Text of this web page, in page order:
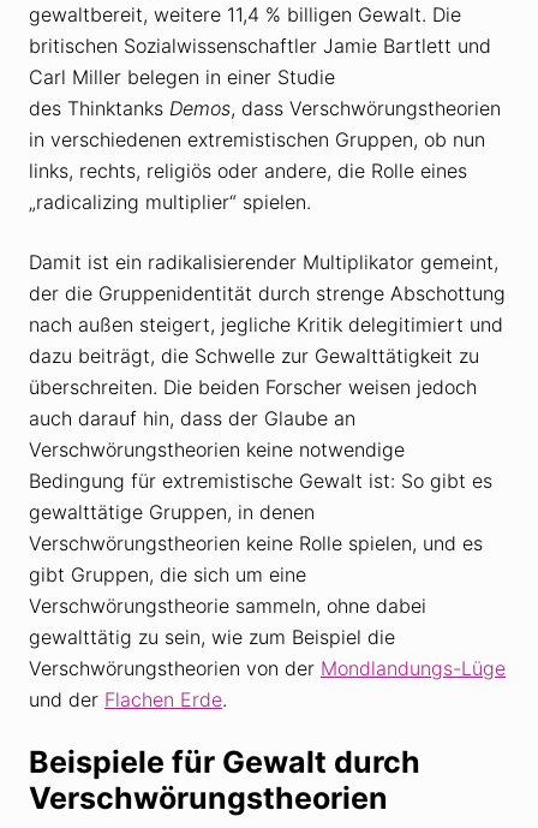
gewaltbereit, weitere 11,4 % billigen Gewalt. Die
britischen Sozialwissenschaftler Jamie Bartlett und
Carl Miller belegen in einer Studie
des Thinktanks Demos, dass Verschwörungstheorien
in verschiedenen extremistischen Gruppen, ob nun
links, rechts, religiös oder andere, die Rolle eines
„radicalizing multiplier“ spielen.
Damit ist ein radikalisierender Multiplikator gemeint,
der die Gruppenidentität durch strenge Abschottung
nach außen steigert, jegliche Kritik delegitimiert und
dazu beiträgt, die Schwelle zur Gewalttätigkeit zu
überschreiten. Die beiden Forscher weisen jedoch
auch darauf hin, dass der Glaube an
Verschwörungstheorien keine notwendige
Bedingung für extremistische Gewalt ist: So gibt es
gewalttätige Gruppen, in denen
Verschwörungstheorien keine Rolle spielen, und es
gibt Gruppen, die sich um eine
Verschwörungstheorie sammeln, ohne dabei
gewalttätig zu sein, wie zum Beispiel die
Verschwörungstheorien von der Mondlandungs-Lüge
und der Flachen Erde.
Beispiele für Gewalt durch
Verschwörungstheorien